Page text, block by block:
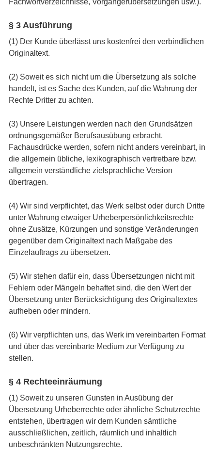
Fachwortverzeichnisse, Vorgängerübersetzungen usw.).
§ 3 Ausführung
(1) Der Kunde überlässt uns kostenfrei den verbindlichen
Originaltext.
(2) Soweit es sich nicht um die Übersetzung als solche
handelt, ist es Sache des Kunden, auf die Wahrung der
Rechte Dritter zu achten.
(3) Unsere Leistungen werden nach den Grundsätzen
ordnungsgemäßer Berufsausübung erbracht.
Fachausdrücke werden, sofern nicht anders vereinbart, in
die allgemein übliche, lexikographisch vertretbare bzw.
allgemein verständliche zielsprachliche Version
übertragen.
(4) Wir sind verpflichtet, das Werk selbst oder durch Dritte
unter Wahrung etwaiger Urheberpersönlichkeitsrechte
ohne Zusätze, Kürzungen und sonstige Veränderungen
gegenüber dem Originaltext nach Maßgabe des
Einzelauftrags zu übersetzen.
(5) Wir stehen dafür ein, dass Übersetzungen nicht mit
Fehlern oder Mängeln behaftet sind, die den Wert der
Übersetzung unter Berücksichtigung des Originaltextes
aufheben oder mindern.
(6) Wir verpflichten uns, das Werk im vereinbarten Format
und über das vereinbarte Medium zur Verfügung zu
stellen.
§ 4 Rechteeinräumung
(1) Soweit zu unseren Gunsten in Ausübung der
Übersetzung Urheberrechte oder ähnliche Schutzrechte
entstehen, übertragen wir dem Kunden sämtliche
ausschließlichen, zeitlich, räumlich und inhaltlich
unbeschränkten Nutzungsrechte.